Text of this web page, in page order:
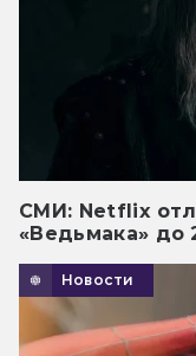
СМИ: Netflix
«Ведьмака» до
Новости